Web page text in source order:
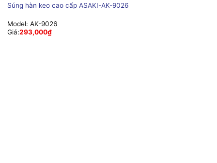
Súng hàn keo cao cấp ASAKI-AK-9026
Model: AK-9026
Giá:293,000₫